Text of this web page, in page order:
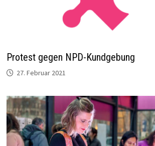
Protest gegen NPD-Kundgebung
27. Februar 2021